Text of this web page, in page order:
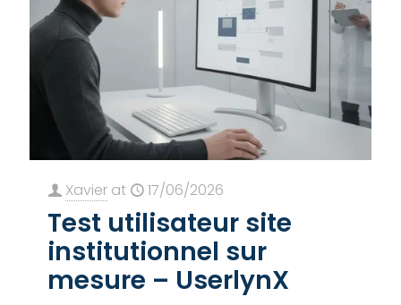
Xavier at 17/06/2026
Test utilisateur site
institutionnel sur
mesure – UserlynX